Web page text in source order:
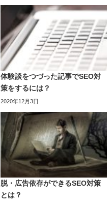
体験談をつづった記事でSEO対
策をするには？
2020年12月3日
脱・広告依存ができるSEO対策
とは？